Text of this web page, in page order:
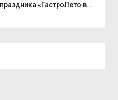
«ГастроЛето в...